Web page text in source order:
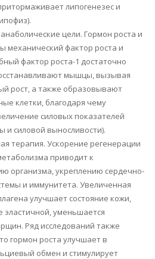
липогенезес и
цели. Гормон роста и
механический фактор роста и
фактор роста-1 достаточно
мышцы, вызывая
рост, а также образовывают
клетки, благодаря чему
силовых показателей
и силовой выносливости).
терапия. Ускорение регенерации
приводит к
организма, укреплению сердечно-
и иммунитета. Увеличенная
улучшает состояние кожи,
эластичной, уменьшается
Ряд исследований также
гормон роста улучшает в
обмен и стимулирует